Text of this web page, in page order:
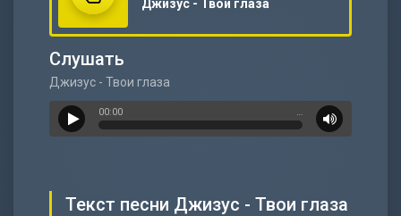
Джизус - Твои глаза
Слушать
Джизус - Твои глаза
00:00 …
Текст песни Джизус - Твои глаза